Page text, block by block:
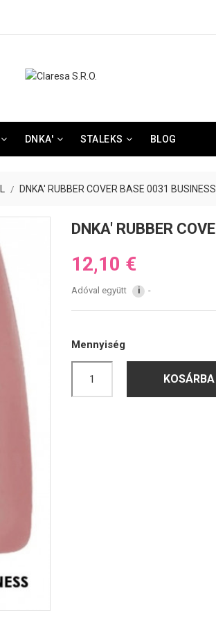
DNKA' STALEKS BLOG
DNKA' RUBBER COVER BASE 0031 BUSINESS
DNKA' RUBBER
12,10 €
Adóval együtt i
Mennyiség
KOSÁRBA